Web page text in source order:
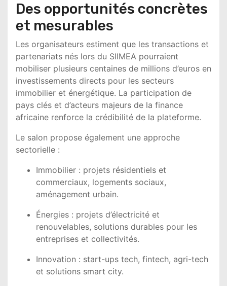
Des opportunités concrètes
et mesurables
Les organisateurs estiment que les transactions et
partenariats nés lors du SIIMEA pourraient
mobiliser plusieurs centaines de millions d’euros en
investissements directs pour les secteurs
immobilier et énergétique. La participation de
pays clés et d’acteurs majeurs de la finance
africaine renforce la crédibilité de la plateforme.
Le salon propose également une approche
sectorielle :
Immobilier : projets résidentiels et
commerciaux, logements sociaux,
aménagement urbain.
Énergies : projets d’électricité et
renouvelables, solutions durables pour les
entreprises et collectivités.
Innovation : start-ups tech, fintech, agri-tech
et solutions smart city.